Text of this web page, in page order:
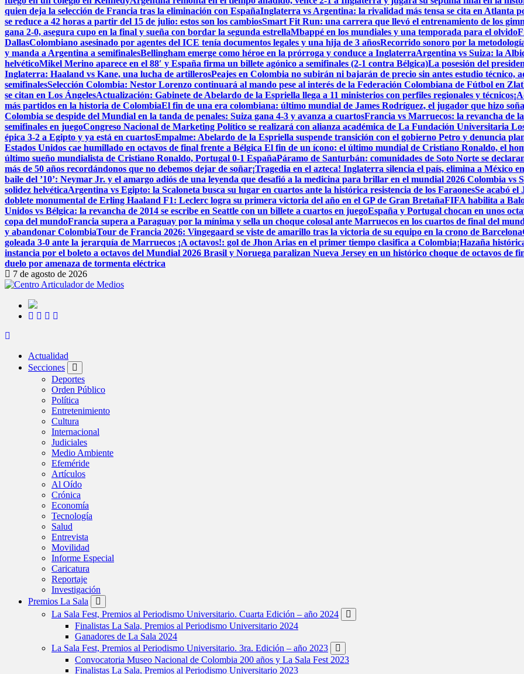
quien deja la selección de Francia tras la eliminación con EspañaInglaterra vs Argentina: la rivalidad más tensa se cita en Atlanta
se reduce a 42 horas a partir del 15 de julio: estos son los cambiosSmart Fit Run: una carrera que llevó el entrenamiento de los
gana 2-0, asegura cupo en la final y sueña con bordar la segunda estrellaMbappé en los mundiales y una temporada para el olvido
DallasColombiano asesinado por agentes del ICE tenía documentos legales y una hija de 3 añosRecorrido sonoro por la
y manda a Argentina a semifinalesBellingham emerge como héroe en la prórroga y conduce a InglaterraArgentina vs Suiza: la
helvéticoMikel Merino aparece en el 88′ y España firma un billete agónico a semifinales (2-1 contra Bélgica)La posesión del
Inglaterra: Haaland vs Kane, una lucha de artillerosPeajes en Colombia no subirán ni bajarán de precio sin antes estudio técnico,
semifinalesSelección Colombia: Nestor Lorenzo continuará al mando pese al interés de la Federación Colombiana de Fútbol en
se citan en Los ÁngelesActualización: Gabinete de Abelardo de la Espriella llega a 11 ministerios con perfiles regionales y técnicos
más partidos en la historia de ColombiaEl fin de una era colombiana: último mundial de James Rodríguez, el jugador que hizo
Colombia se despide del Mundial en la tanda de penales: Suiza gana 4-3 y avanza a cuartosFrancia vs Marruecos: la revancha de
semifinales en juegoCongreso Nacional de Marketing Político se realizará con alianza académica de La Fundación Universitaria
épica 3-2 a Egipto y ya está en cuartosEmpalme: Abelardo de la Espriella suspende transición con el gobierno Petro y denuncia
Estados Unidos cae humillado en octavos de final frente a Bélgica El fin de un ícono: el último mundial de Cristiano Ronaldo, el
último sueño mundialista de Cristiano Ronaldo, Portugal 0-1 EspañaPáramo de Santurbán: comunidades de Soto Norte se
más de 50 años recordándonos que no debemos dejar de soñar¡Tragedia en el azteca! Inglaterra silencia el país, elimina a México
baile del ’10’: Neymar Jr. y el amargo adiós de una leyenda que desafió a la medicina para brillar en el mundial 2026 Colombia vs
solidez helvéticaArgentina vs Egipto: la Scaloneta busca su lugar en cuartos ante la histórica resistencia de los FaraonesSe acabó
doblete monumental de Erling Haaland F1: Leclerc logra su primera victoria del año en el GP de Gran BretañaFIFA habilita a
Unidos vs Bélgica: la revancha de 2014 se escribe en Seattle con un billete a cuartos en juegoEspaña y Portugal chocan en unos
copa del mundoFrancia supera a Paraguay por la mínima y sella un choque colosal ante Marruecos en los cuartos de final del
y abandonar ColombiaTour de Francia 2026: Vingegaard se viste de amarillo tras la victoria de su equipo en la crono de Barcelona
goleada 3-0 ante la jerarquía de Marruecos ¡A octavos!: gol de Jhon Arias en el primer tiempo clasifica a Colombia¡Hazaña
instancia por el boleto a octavos del Mundial 2026 Brasil y Noruega paralizan Nueva Jersey en un histórico choque de octavos de
duelo por amenaza de tormenta eléctrica
7 de agosto de 2026
Actualidad
Secciones
Deportes
Orden Público
Política
Entretenimiento
Cultura
Internacional
Judiciales
Medio Ambiente
Efeméride
Artículos
Al Oído
Crónica
Economía
Tecnología
Salud
Entrevista
Movilidad
Informe Especial
Caricatura
Reportaje
Investigación
Premios La Sala
La Sala Fest, Premios al Periodismo Universitario. Cuarta Edición – año 2024
Finalistas La Sala, Premios al Periodismo Universitario 2024
Ganadores de La Sala 2024
La Sala Fest, Premios al Periodismo Universitario. 3ra. Edición – año 2023
Convocatoria Museo Nacional de Colombia 200 años y La Sala Fest 2023
Finalistas La Sala, Premios al Periodismo Universitario 2023